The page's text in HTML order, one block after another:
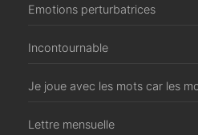
Emotions perturbatrices
Incontournable
Je joue avec les mots car les
Lettre mensuelle